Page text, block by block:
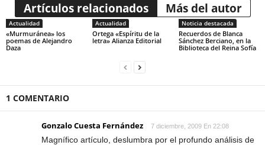
Artículos relacionados Más del autor
Actualidad
«Murmuránea» los
poemas de Alejandro
Daza
Actualidad
Ortega «Espíritu de la
letra» Alianza Editorial
Noticia destacada
Recuerdos de Blanca
Sánchez Berciano, en la
Biblioteca del Reina Sofía
1 COMENTARIO
Gonzalo Cuesta Fernández 7 diciembre, 2009 En 22:08
Magnífico artículo, deslumbra por el profundo análisis de